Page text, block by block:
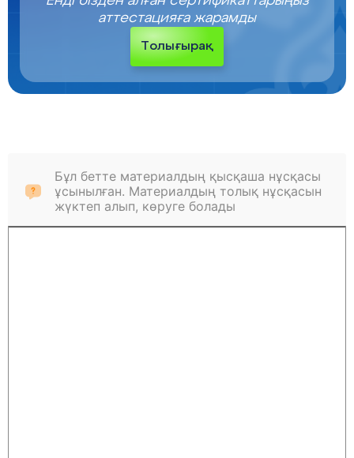
аттестацияға жарамды
Толығырақ
Бұл бетте материалдың қысқаша нұсқасы
ұсынылған. Материалдың толық нұсқасын
жүктеп алып, көруге болады